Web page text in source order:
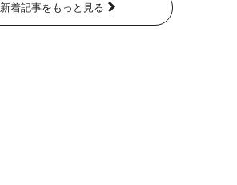
新着記事をもっと見る